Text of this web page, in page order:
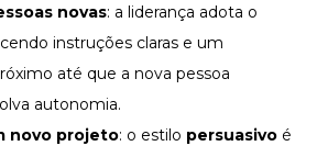
novas: a liderança adota o
instruções claras e um
até que a nova pessoa
autonomia.
novo projeto: o estilo persuasivo é